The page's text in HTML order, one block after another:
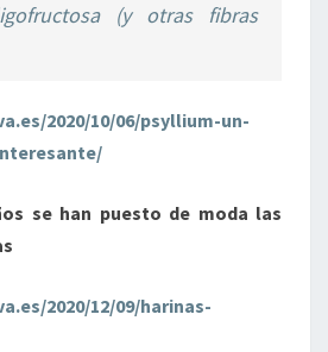
(y otras fibras
2020/10/06/psyllium-un-
se han puesto de moda las
2020/12/09/harinas-